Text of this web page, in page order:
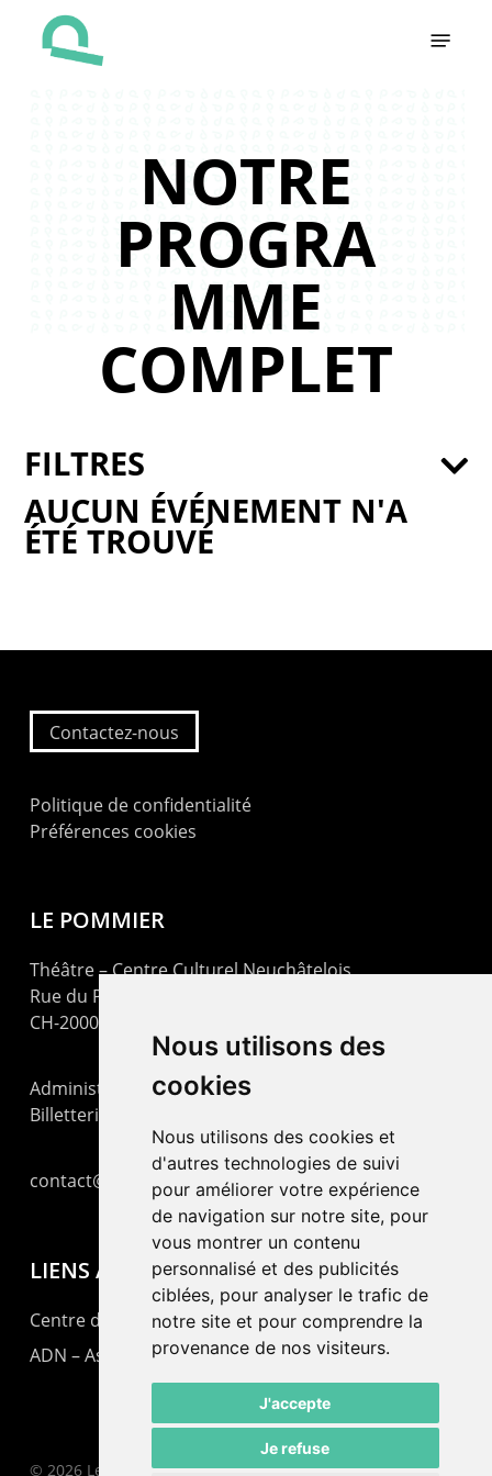
Nous utilisons des
cookies
Nous utilisons des cookies et
d'autres technologies de suivi
pour améliorer votre expérience
de navigation sur notre site, pour
vous montrer un contenu
personnalisé et des publicités
ciblées, pour analyser le trafic de
notre site et pour comprendre la
provenance de nos visiteurs.
J'accepte
Je refuse
NOTRE
PROGRA
MME
COMPLET
AUCUN ÉVÉNEMENT N'A
ÉTÉ TROUVÉ
FILTRES
Contactez-nous
Politique de confidentialité
Préférences cookies
LE POMMIER
Théâtre – Centre Culturel Neuchâtelois
Rue du Pommier 9
CH-2000 Neuchâtel
Administration : +41 32 725 03 03
Billetterie : +41 32 725 05 05
contact@lepommier.ch
LIENS AMIS
Centre de culture ABC
ADN – Association Danse Neuchâtel
© 2026 Le Pommier.